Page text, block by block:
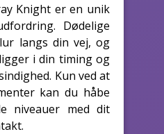
Knight er en unik
Dødelige
langs din vej, og
i din timing og
Kun ved at
kan du håbe
niveauer med dit